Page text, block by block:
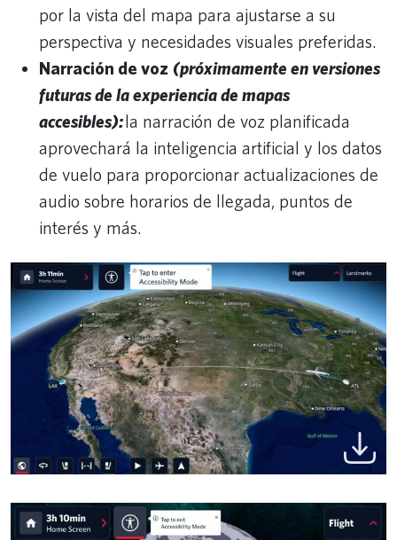
por la vista del mapa para ajustarse a su
perspectiva y necesidades visuales preferidas.
Narración de voz (próximamente en versiones
futuras de la experiencia de mapas
accesibles):la narración de voz planificada
aprovechará la inteligencia artificial y los datos
de vuelo para proporcionar actualizaciones de
audio sobre horarios de llegada, puntos de
interés y más.